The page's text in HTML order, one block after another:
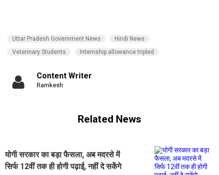
Uttar Pradesh Government News
Hindi News
Veterinary Students
Internship allowance tripled
Content Writer
Ramkesh
Related News
योगी सरकार का बड़ा फैसला, अब मदरसे में
सिर्फ 12वीं तक ही होगी पढ़ाई, नहीं दे सकेंगे